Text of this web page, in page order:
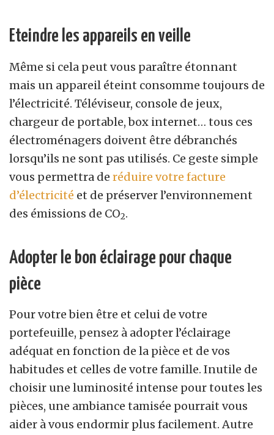
Eteindre les appareils en veille
Même si cela peut vous paraître étonnant
mais un appareil éteint consomme toujours de
l’électricité. Téléviseur, console de jeux,
chargeur de portable, box internet… tous ces
électroménagers doivent être débranchés
lorsqu’ils ne sont pas utilisés. Ce geste simple
vous permettra de réduire votre facture
d’électricité et de préserver l’environnement
des émissions de CO2.
Adopter le bon éclairage pour chaque
pièce
Pour votre bien être et celui de votre
portefeuille, pensez à adopter l’éclairage
adéquat en fonction de la pièce et de vos
habitudes et celles de votre famille. Inutile de
choisir une luminosité intense pour toutes les
pièces, une ambiance tamisée pourrait vous
aider à vous endormir plus facilement. Autre